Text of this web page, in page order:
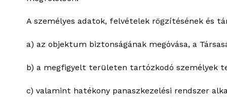
A személyes adatok, felvételek rögzítésének és
a) az objektum biztonságának megóvása, a
b) a megfigyelt területen tartózkodó személyek
c) valamint hatékony panaszkezelési rendszer